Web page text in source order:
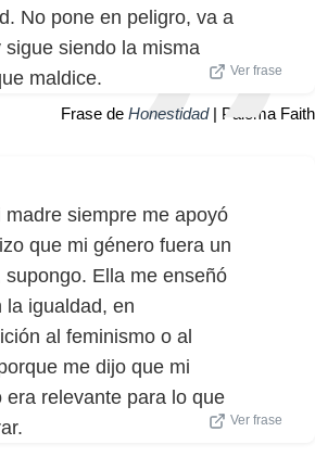
No pone en peligro, va a
sigue siendo la misma
maldice.
Ver frase
Frase de Honestidad| Paloma Faith
madre siempre me apoyó
que mi género fuera un
supongo. Ella me enseñó
la igualdad, en
al feminismo o al
me dijo que mi
era relevante para lo que
Ver frase